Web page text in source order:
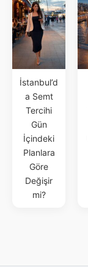
İstanbul’d
a Semt
Tercihi
Gün
İçindeki
Planlara
Göre
Değişir
mi?